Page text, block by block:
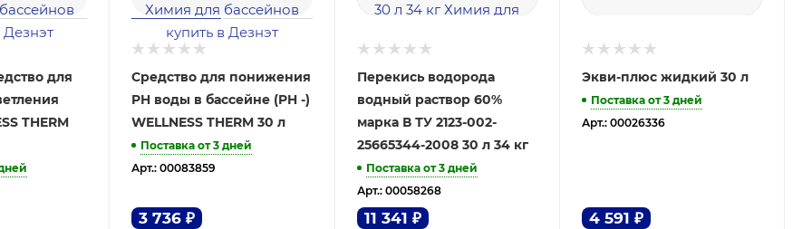
для
THERM
Средство для понижения
PH воды в бассейне (PH -)
WELLNESS THERM 30 л
Поставка от 3 дней
Арт.: 00083859
3 736 ₽
Перекись водорода
водный раствор 60%
марка В ТУ 2123-002-
25665344-2008 30 л 34 кг
Поставка от 3 дней
Арт.: 00058268
11 341 ₽
Экви-плюс жидкий 30 л
Поставка от 3 дней
Арт.: 00026336
4 591 ₽